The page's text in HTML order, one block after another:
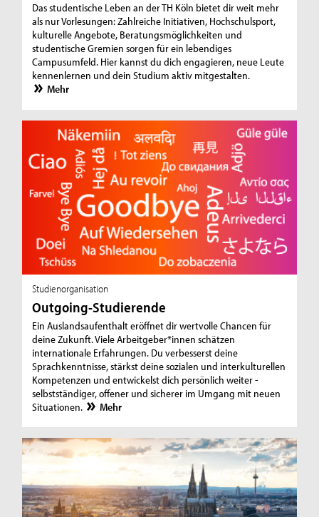
Das studentische Leben an der TH Köln bietet dir weit mehr
als nur Vorlesungen: Zahlreiche Initiativen, Hochschulsport,
kulturelle Angebote, Beratungsmöglichkeiten und
studentische Gremien sorgen für ein lebendiges
Campusumfeld. Hier kannst du dich engagieren, neue Leute
kennenlernen und dein Studium aktiv mitgestalten.
Mehr
Studienorganisation
Outgoing-Studierende
Ein Auslandsaufenthalt eröffnet dir wertvolle Chancen für
deine Zukunft. Viele Arbeitgeber*innen schätzen
internationale Erfahrungen. Du verbesserst deine
Sprachkenntnisse, stärkst deine sozialen und interkulturellen
Kompetenzen und entwickelst dich persönlich weiter -
selbstständiger, offener und sicherer im Umgang mit neuen
Situationen.
Mehr